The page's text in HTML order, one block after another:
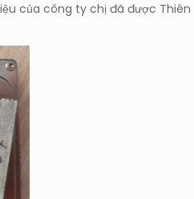
của công ty chị đã được Thiên